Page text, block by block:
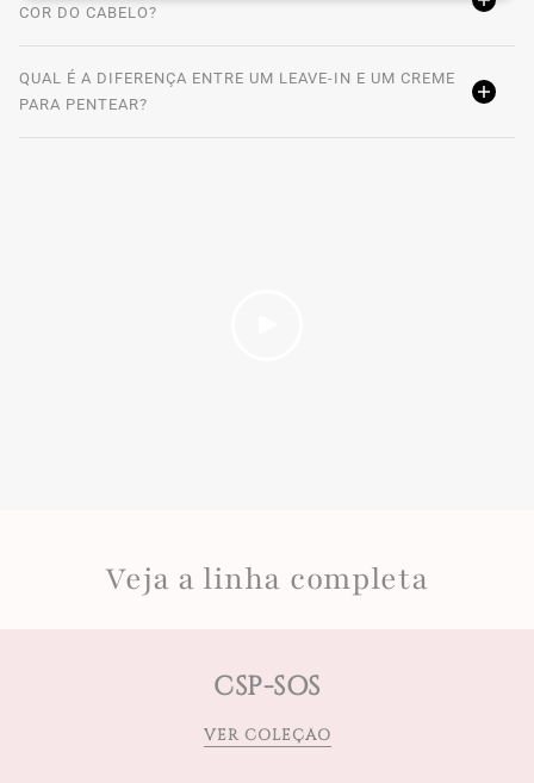
COR DO CABELO?
QUAL É A DIFERENÇA ENTRE UM LEAVE-IN E UM CREME
PARA PENTEAR?
Veja a linha completa
CSP-SOS
VER COLEÇÃO